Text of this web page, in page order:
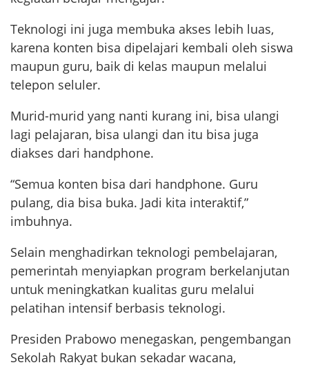
Teknologi ini juga membuka akses lebih luas,
karena konten bisa dipelajari kembali oleh siswa
maupun guru, baik di kelas maupun melalui
telepon seluler.
Murid-murid yang nanti kurang ini, bisa ulangi
lagi pelajaran, bisa ulangi dan itu bisa juga
diakses dari handphone.
“Semua konten bisa dari handphone. Guru
pulang, dia bisa buka. Jadi kita interaktif,”
imbuhnya.
Selain menghadirkan teknologi pembelajaran,
pemerintah menyiapkan program berkelanjutan
untuk meningkatkan kualitas guru melalui
pelatihan intensif berbasis teknologi.
Presiden Prabowo menegaskan, pengembangan
Sekolah Rakyat bukan sekadar wacana,